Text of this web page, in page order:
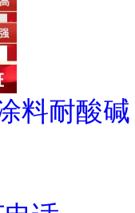
料耐酸碱